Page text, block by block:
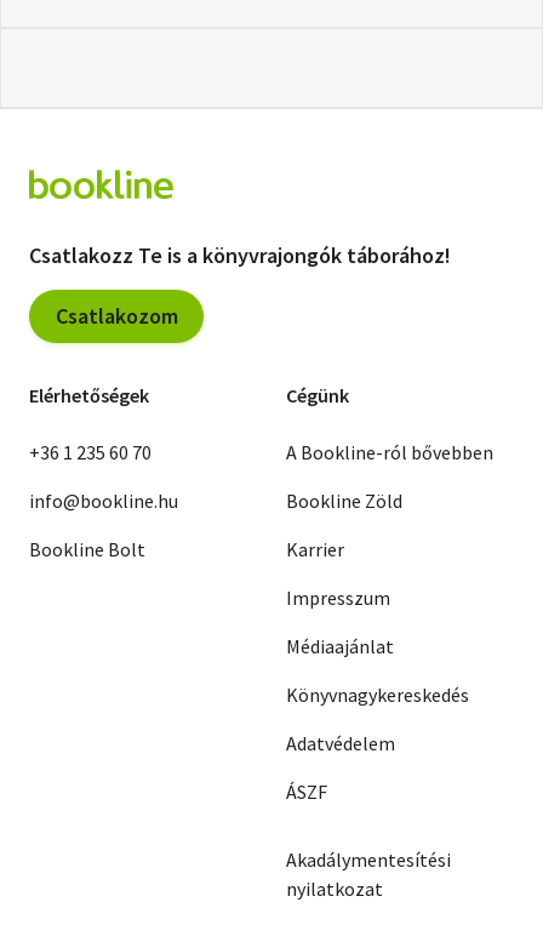
Csatlakozz Te is a könyvrajongók táborához!
Csatlakozom
Elérhetőségek
+36 1 235 60 70
info@bookline.hu
Bookline Bolt
Cégünk
A Bookline-ról bővebben
Bookline Zöld
Karrier
Impresszum
Médiaajánlat
Könyvnagykereskedés
Adatvédelem
ÁSZF
Akadálymentesítési
nyilatkozat